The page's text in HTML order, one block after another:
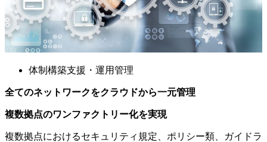
体制構築支援・運用管理
全てのネットワークをクラウドから一元管理
複数拠点のワンファクトリー化を実現
複数拠点におけるセキュリティ規定、ポリシー類、ガイドラ